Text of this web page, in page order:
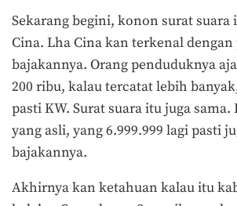
Sekarang begini, konon surat
Cina. Lha Cina kan terkenal
bajakannya. Orang penduduknya
200 ribu, kalau tercatat lebih
pasti KW. Surat suara itu juga sama.
yang asli, yang 6.999.999 lagi pasti
bajakannya.
Akhirnya kan ketahuan kalau itu